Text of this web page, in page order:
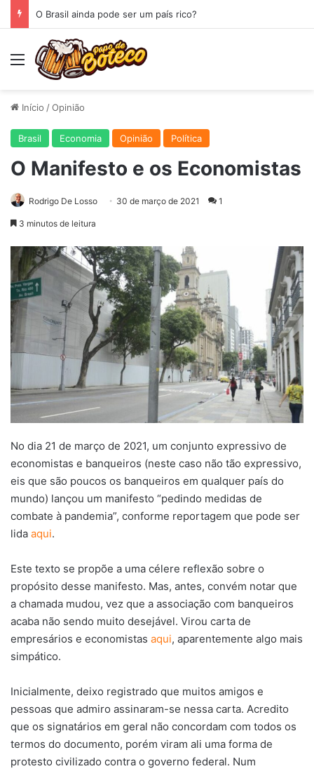
O Brasil ainda pode ser um país rico?
Menu
Início /Opinião
Brasil Economia Opinião Política
O Manifesto e os Economistas
Rodrigo De Losso 30 de março de 2021 1
3 minutos de leitura
No dia 21 de março de 2021, um conjunto expressivo de
economistas e banqueiros (neste caso não tão expressivo,
eis que são poucos os banqueiros em qualquer país do
mundo) lançou um manifesto “pedindo medidas de
combate à pandemia”, conforme reportagem que pode ser
lida aqui.
Este texto se propõe a uma célere reflexão sobre o
propósito desse manifesto. Mas, antes, convém notar que
a chamada mudou, vez que a associação com banqueiros
acaba não sendo muito desejável. Virou carta de
empresários e economistas aqui, aparentemente algo mais
simpático.
Inicialmente, deixo registrado que muitos amigos e
pessoas que admiro assinaram-se nessa carta. Acredito
que os signatários em geral não concordam com todos os
termos do documento, porém viram ali uma forma de
protesto civilizado contra o governo federal. Num